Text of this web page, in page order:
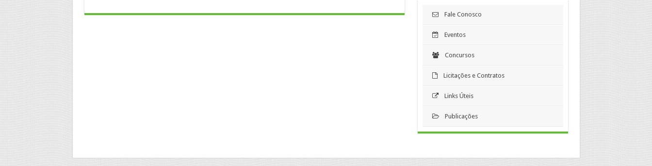
Fale Conosco
Eventos
Concursos
Licitações e Contratos
Links Úteis
Publicações